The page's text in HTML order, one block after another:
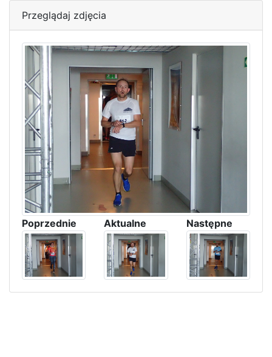
Przeglądaj zdjęcia
Poprzednie Aktualne Następne